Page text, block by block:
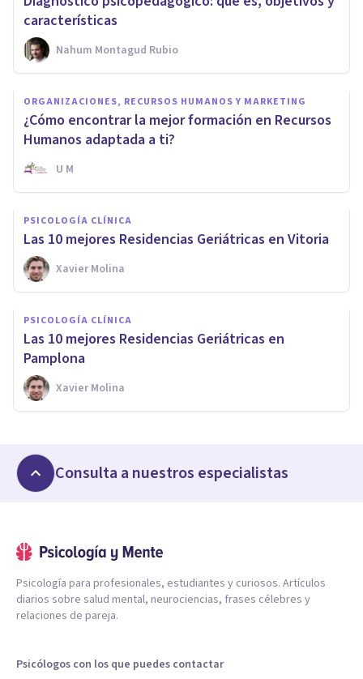
características
Nahum Montagud Rubio
ORGANIZACIONES, RECURSOS HUMANOS Y MARKETING
¿Cómo encontrar la mejor formación en Recursos
Humanos adaptada a ti?
U M
PSICOLOGÍA CLÍNICA
Las 10 mejores Residencias Geriátricas en Vitoria
Xavier Molina
PSICOLOGÍA CLÍNICA
Las 10 mejores Residencias Geriátricas en
Pamplona
Xavier Molina
Consulta a nuestros especialistas
Psicología para profesionales, estudiantes y curiosos. Artículos
diarios sobre salud mental, neurociencias, frases célebres y
relaciones de pareja.
Psicólogos con los que puedes contactar